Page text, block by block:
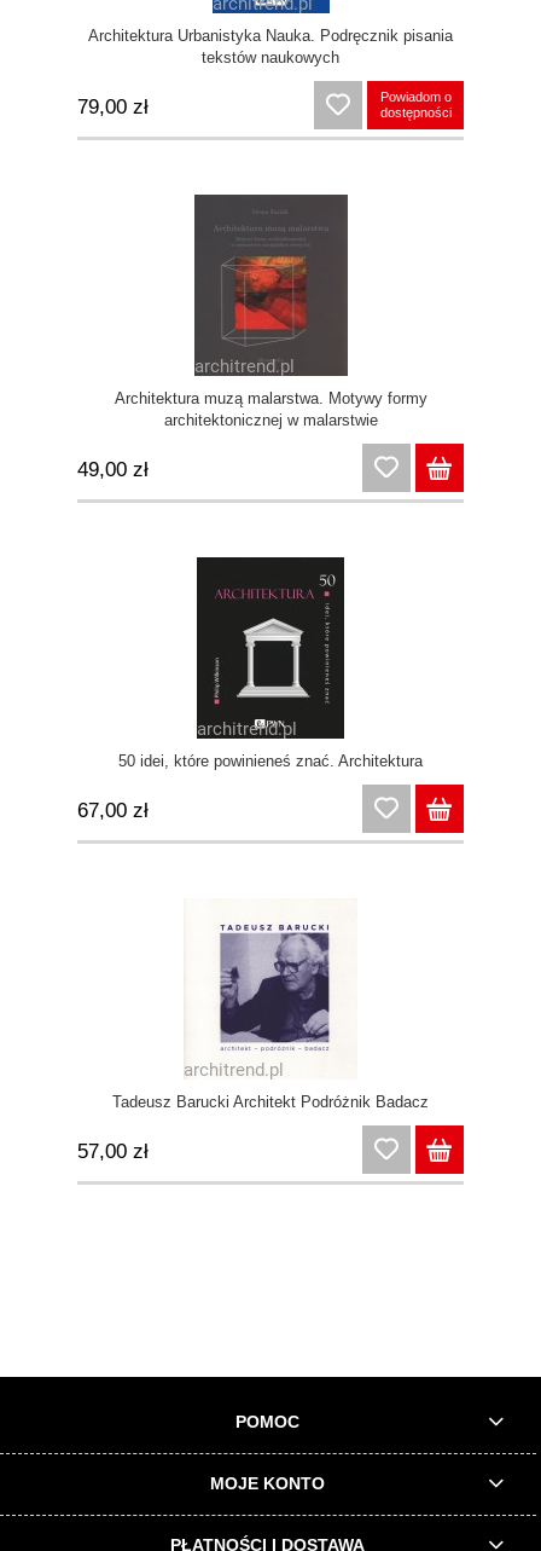
Architektura Urbanistyka Nauka. Podręcznik pisania
tekstów naukowych
79,00 zł
Powiadom o
dostępności
Architektura muzą malarstwa. Motywy formy
architektonicznej w malarstwie
49,00 zł
50 idei, które powinieneś znać. Architektura
67,00 zł
Tadeusz Barucki Architekt Podróżnik Badacz
57,00 zł
POMOC
MOJE KONTO
PŁATNOŚCI I DOSTAWA